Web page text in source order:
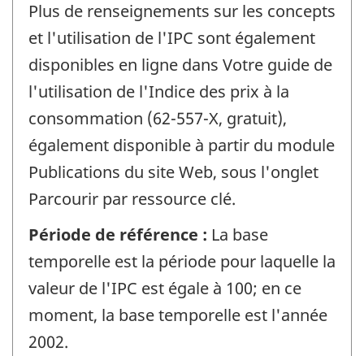
Plus de renseignements sur les concepts
et l'utilisation de l'IPC sont également
disponibles en ligne dans Votre guide de
l'utilisation de l'Indice des prix à la
consommation (62-557-X, gratuit),
également disponible à partir du module
Publications du site Web, sous l'onglet
Parcourir par ressource clé.
Période de référence : La base
temporelle est la période pour laquelle la
valeur de l'IPC est égale à 100; en ce
moment, la base temporelle est l'année
2002.